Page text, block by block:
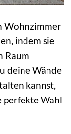
Wohnzimmer
indem sie
Raum
deine Wände
kannst,
perfekte Wahl